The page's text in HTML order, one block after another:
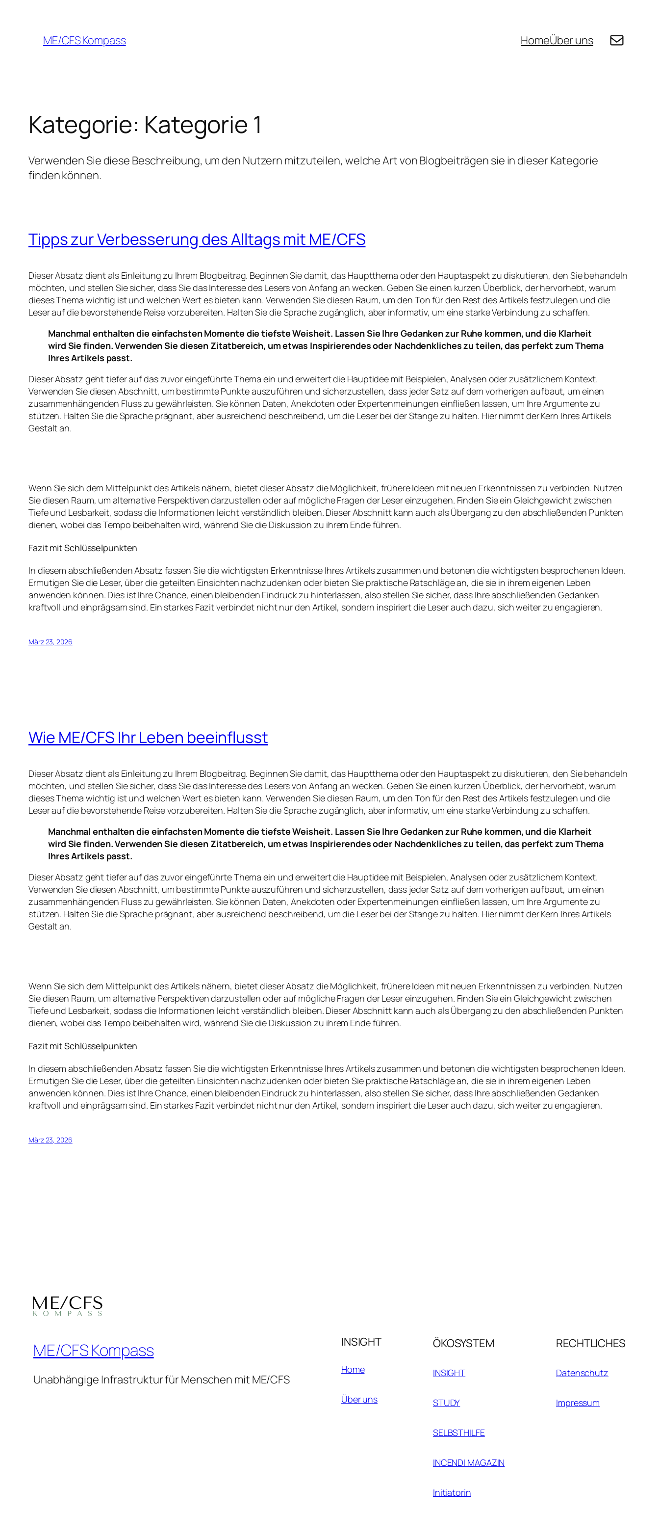
springenME/CFS Kompass HomeÜber uns E-Mail
Kategorie: Kategorie 1
Verwenden Sie diese Beschreibung, um den Nutzern mitzuteilen, welche Art von Blogbeiträgen sie in dieser Kategorie
finden können.
Tipps zur Verbesserung des Alltags mit ME/CFS
Dieser Absatz dient als Einleitung zu Ihrem Blogbeitrag. Beginnen Sie damit, das Hauptthema oder den Hauptaspekt zu diskutieren, den Sie behandeln
möchten, und stellen Sie sicher, dass Sie das Interesse des Lesers von Anfang an wecken. Geben Sie einen kurzen Überblick, der hervorhebt, warum
dieses Thema wichtig ist und welchen Wert es bieten kann. Verwenden Sie diesen Raum, um den Ton für den Rest des Artikels festzulegen und die
Leser auf die bevorstehende Reise vorzubereiten. Halten Sie die Sprache zugänglich, aber informativ, um eine starke Verbindung zu schaffen.
Manchmal enthalten die einfachsten Momente die tiefste Weisheit. Lassen Sie Ihre Gedanken zur Ruhe kommen, und die Klarheit
wird Sie finden. Verwenden Sie diesen Zitatbereich, um etwas Inspirierendes oder Nachdenkliches zu teilen, das perfekt zum Thema
Ihres Artikels passt.
Dieser Absatz geht tiefer auf das zuvor eingeführte Thema ein und erweitert die Hauptidee mit Beispielen, Analysen oder zusätzlichem Kontext.
Verwenden Sie diesen Abschnitt, um bestimmte Punkte auszuführen und sicherzustellen, dass jeder Satz auf dem vorherigen aufbaut, um einen
zusammenhängenden Fluss zu gewährleisten. Sie können Daten, Anekdoten oder Expertenmeinungen einfließen lassen, um Ihre Argumente zu
stützen. Halten Sie die Sprache prägnant, aber ausreichend beschreibend, um die Leser bei der Stange zu halten. Hier nimmt der Kern Ihres Artikels
Gestalt an.
Wenn Sie sich dem Mittelpunkt des Artikels nähern, bietet dieser Absatz die Möglichkeit, frühere Ideen mit neuen Erkenntnissen zu verbinden. Nutzen
Sie diesen Raum, um alternative Perspektiven darzustellen oder auf mögliche Fragen der Leser einzugehen. Finden Sie ein Gleichgewicht zwischen
Tiefe und Lesbarkeit, sodass die Informationen leicht verständlich bleiben. Dieser Abschnitt kann auch als Übergang zu den abschließenden Punkten
dienen, wobei das Tempo beibehalten wird, während Sie die Diskussion zu ihrem Ende führen.
Fazit mit Schlüsselpunkten
In diesem abschließenden Absatz fassen Sie die wichtigsten Erkenntnisse Ihres Artikels zusammen und betonen die wichtigsten besprochenen Ideen.
Ermutigen Sie die Leser, über die geteilten Einsichten nachzudenken oder bieten Sie praktische Ratschläge an, die sie in ihrem eigenen Leben
anwenden können. Dies ist Ihre Chance, einen bleibenden Eindruck zu hinterlassen, also stellen Sie sicher, dass Ihre abschließenden Gedanken
kraftvoll und einprägsam sind. Ein starkes Fazit verbindet nicht nur den Artikel, sondern inspiriert die Leser auch dazu, sich weiter zu engagieren.
März 23, 2026
Wie ME/CFS Ihr Leben beeinflusst
Dieser Absatz dient als Einleitung zu Ihrem Blogbeitrag. Beginnen Sie damit, das Hauptthema oder den Hauptaspekt zu diskutieren, den Sie behandeln
möchten, und stellen Sie sicher, dass Sie das Interesse des Lesers von Anfang an wecken. Geben Sie einen kurzen Überblick, der hervorhebt, warum
dieses Thema wichtig ist und welchen Wert es bieten kann. Verwenden Sie diesen Raum, um den Ton für den Rest des Artikels festzulegen und die
Leser auf die bevorstehende Reise vorzubereiten. Halten Sie die Sprache zugänglich, aber informativ, um eine starke Verbindung zu schaffen.
Manchmal enthalten die einfachsten Momente die tiefste Weisheit. Lassen Sie Ihre Gedanken zur Ruhe kommen, und die Klarheit
wird Sie finden. Verwenden Sie diesen Zitatbereich, um etwas Inspirierendes oder Nachdenkliches zu teilen, das perfekt zum Thema
Ihres Artikels passt.
Dieser Absatz geht tiefer auf das zuvor eingeführte Thema ein und erweitert die Hauptidee mit Beispielen, Analysen oder zusätzlichem Kontext.
Verwenden Sie diesen Abschnitt, um bestimmte Punkte auszuführen und sicherzustellen, dass jeder Satz auf dem vorherigen aufbaut, um einen
zusammenhängenden Fluss zu gewährleisten. Sie können Daten, Anekdoten oder Expertenmeinungen einfließen lassen, um Ihre Argumente zu
stützen. Halten Sie die Sprache prägnant, aber ausreichend beschreibend, um die Leser bei der Stange zu halten. Hier nimmt der Kern Ihres Artikels
Gestalt an.
Wenn Sie sich dem Mittelpunkt des Artikels nähern, bietet dieser Absatz die Möglichkeit, frühere Ideen mit neuen Erkenntnissen zu verbinden. Nutzen
Sie diesen Raum, um alternative Perspektiven darzustellen oder auf mögliche Fragen der Leser einzugehen. Finden Sie ein Gleichgewicht zwischen
Tiefe und Lesbarkeit, sodass die Informationen leicht verständlich bleiben. Dieser Abschnitt kann auch als Übergang zu den abschließenden Punkten
dienen, wobei das Tempo beibehalten wird, während Sie die Diskussion zu ihrem Ende führen.
Fazit mit Schlüsselpunkten
In diesem abschließenden Absatz fassen Sie die wichtigsten Erkenntnisse Ihres Artikels zusammen und betonen die wichtigsten besprochenen Ideen.
Ermutigen Sie die Leser, über die geteilten Einsichten nachzudenken oder bieten Sie praktische Ratschläge an, die sie in ihrem eigenen Leben
anwenden können. Dies ist Ihre Chance, einen bleibenden Eindruck zu hinterlassen, also stellen Sie sicher, dass Ihre abschließenden Gedanken
kraftvoll und einprägsam sind. Ein starkes Fazit verbindet nicht nur den Artikel, sondern inspiriert die Leser auch dazu, sich weiter zu engagieren.
März 23, 2026
ME/CFS Kompass
Unabhängige Infrastruktur für Menschen mit ME/CFS
INSIGHT
Home
Über uns
ÖKOSYSTEM
INSIGHT
STUDY
SELBSTHILFE
INCENDI MAGAZIN
Initiatorin
RECHTLICHES
Datenschutz
Impressum